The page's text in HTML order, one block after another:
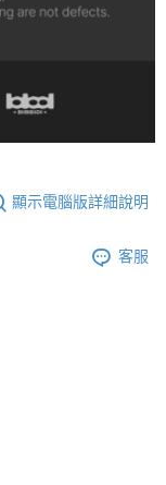
顯示電腦版詳細說明
客服